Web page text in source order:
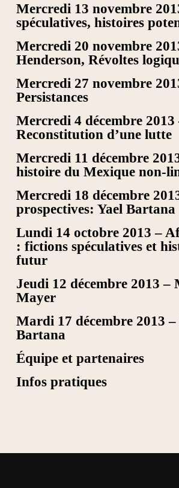
Mercredi 13 novembre
spéculatives, histoires
Mercredi 20 novembre
Henderson, Révoltes
Mercredi 27 novembre
Persistances
Mercredi 4 décembre 2013
Reconstitution d’une lutte
Mercredi 11 décembre
histoire du Mexique non-
Mercredi 18 décembre
prospectives: Yael Bartana
Lundi 14 octobre 2013 –
: fictions spéculatives et
futur
Jeudi 12 décembre 2013 –
Mayer
Mardi 17 décembre 2013 –
Bartana
Équipe et partenaires
Infos pratiques